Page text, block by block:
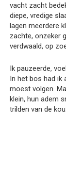
vacht zacht
diepe, vredige
lagen meerdere
zachte, onzeker
verdwaald, op
Ik pauzeerde,
In het bos had ik
moest volgen.
klein, hun adem
trilden van de